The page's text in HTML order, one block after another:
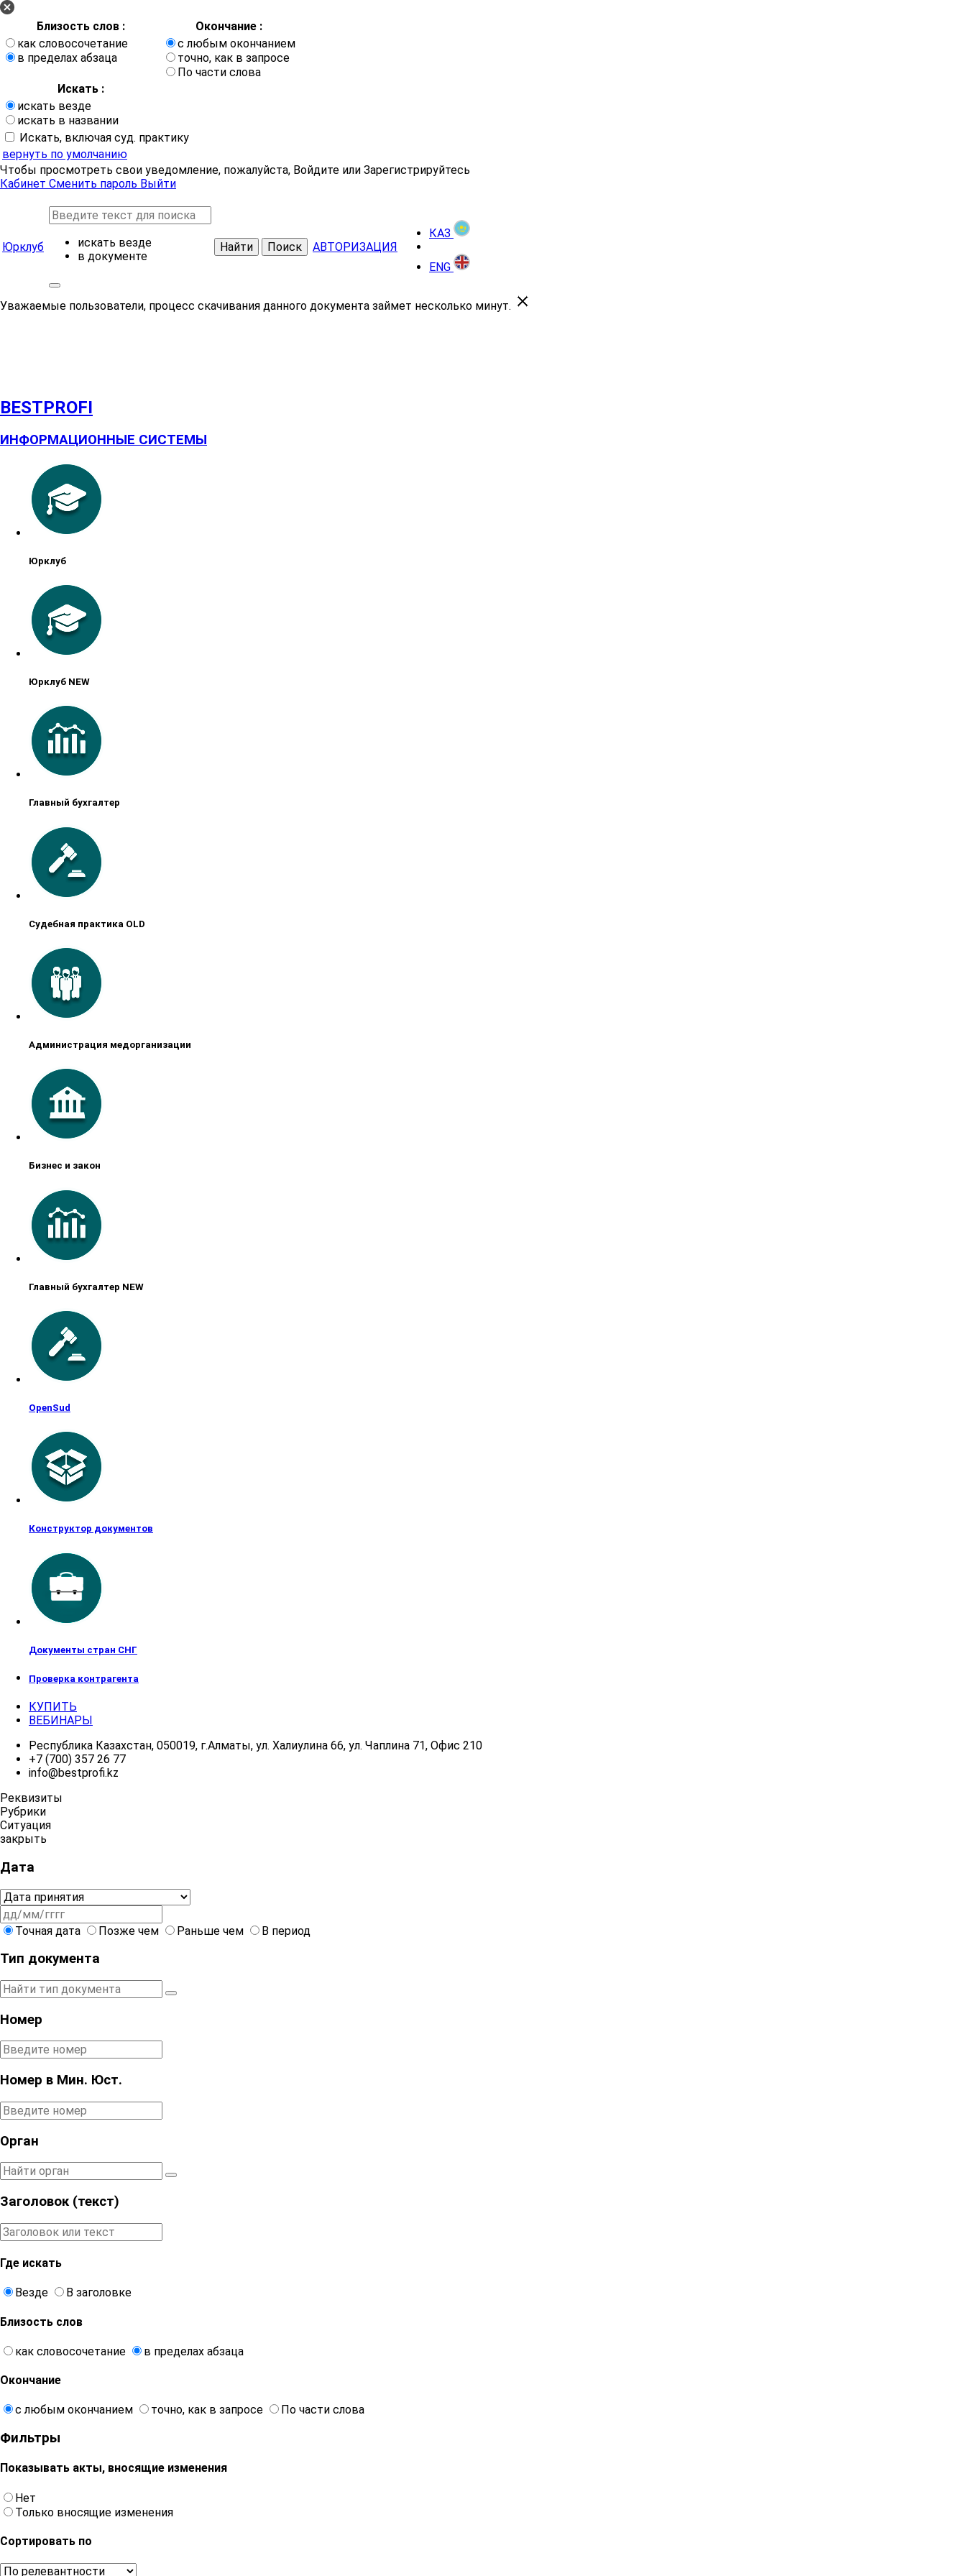
Близость слов :
Окончание :
как словосочетание
в пределах абзаца
с любым окончанием
точно, как в запросе
По части слова
Искать :
искать везде
искать в названии
Искать, включая суд. практику
вернуть по умолчанию
Чтобы просмотреть свои уведомление, пожалуйста, Войдите или Зарегистрируйтесь
Кабинет Сменить пароль Выйти
Юрклуб
искать везде
в документе
Найти Поиск АВТОРИЗАЦИЯ
КАЗ
ENG
Уважаемые пользователи, процесс скачивания данного документа займет несколько минут.
BESTPROFI
ИНФОРМАЦИОННЫЕ СИСТЕМЫ
Юрклуб
Юрклуб NEW
Главный бухгалтер
Судебная практика OLD
Администрация медорганизации
Бизнес и закон
Главный бухгалтер NEW
OpenSud
Конструктор документов
Документы стран СНГ
Проверка контрагента
КУПИТЬ
ВЕБИНАРЫ
Республика Казахстан, 050019, г.Алматы, ул. Халиулина 66, ул. Чаплина 71, Офис 210
+7 (700) 357 26 77
info@bestprofi.kz
Реквизиты
Рубрики
Ситуация
закрыть
Дата
Точная дата Позже чем Раньше чем В период
Тип документа
Номер
Номер в Мин. Юст.
Орган
Заголовок (текст)
Где искать
Везде В заголовке
Близость слов
как словосочетание в пределах абзаца
Окончание
с любым окончанием точно, как в запросе По части слова
Фильтры
Показывать акты, вносящие изменения
Нет
Только вносящие изменения
Сортировать по